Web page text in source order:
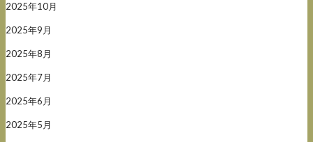
2025年10月
2025年9月
2025年8月
2025年7月
2025年6月
2025年5月